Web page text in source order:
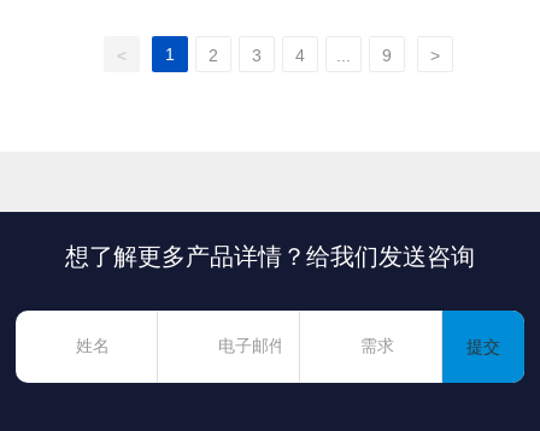
< 1 2 3 4 9 >
想了解更多产品详情？给我们发送咨询
提交